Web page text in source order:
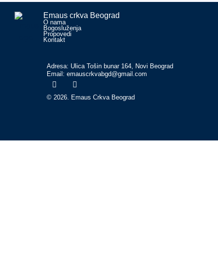
Emaus crkva Beograd
O nama
Bogosluženja
Propovedi
Kontakt
Adresa: Ulica Tošin bunar 164, Novi Beograd
Email: emauscrkvabgd@gmail.com
© 2026. Emaus Crkva Beograd